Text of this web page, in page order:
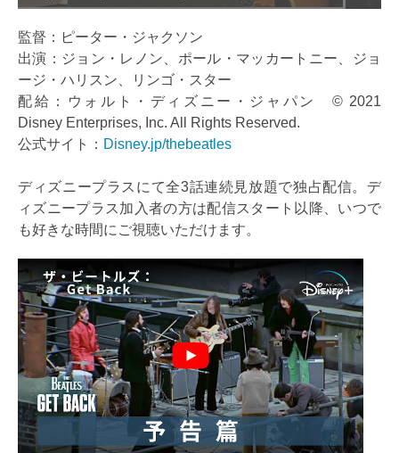
監督：ピーター・ジャクソン
出演：ジョン・レノン、ポール・マッカートニー、ジョ
ージ・ハリスン、リンゴ・スター
配給：ウォルト・ディズニー・ジャパン © 2021
Disney Enterprises, Inc. All Rights Reserved.
公式サイト： Disney.jp/thebeatles
ディズニープラスにて全3話連続見放題で独占配信。デ
ィズニープラス加入者の方は配信スタート以降、いつで
も好きな時間にご視聴いただけます。